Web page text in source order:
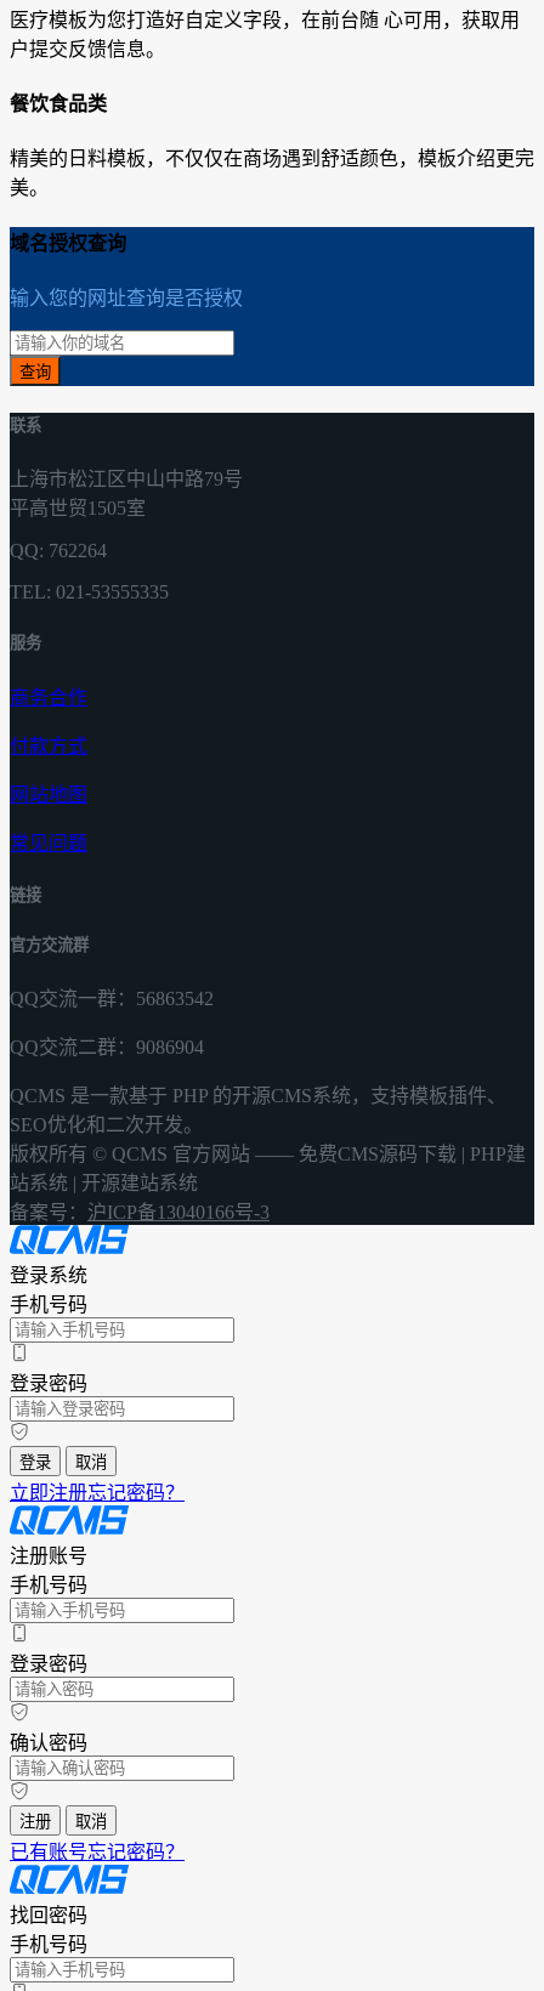
医疗模板为您打造好自定义字段，在前台随 心可用，获取用
户提交反馈信息。
餐饮食品类
精美的日料模板，不仅仅在商场遇到舒适颜色，模板介绍更完
美。
域名授权查询
输入您的网址查询是否授权
查询
联系
上海市松江区中山中路79号
平高世贸1505室
QQ: 762264
TEL: 021-53555335
服务
商务合作
付款方式
网站地图
常见问题
链接
官方交流群
QQ交流一群：56863542
QQ交流二群：9086904
QCMS 是一款基于 PHP 的开源CMS系统，支持模板插件、
SEO优化和二次开发。
版权所有 © QCMS 官方网站 —— 免费CMS源码下载 | PHP建
站系统 | 开源建站系统
备案号： 沪ICP备13040166号-3
登录系统
手机号码
登录密码
登录 取消
立即注册忘记密码？
注册账号
手机号码
登录密码
确认密码
注册 取消
已有账号忘记密码？
找回密码
手机号码